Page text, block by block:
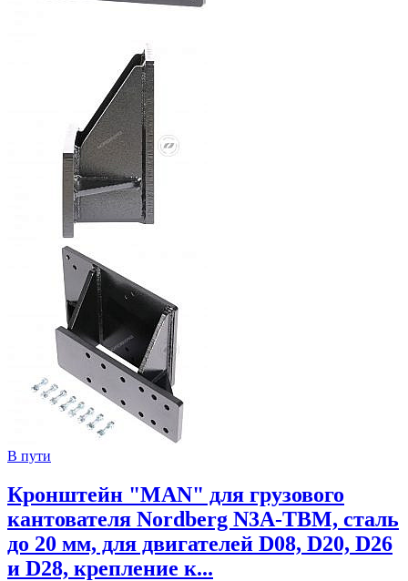
В пути
Кронштейн "MAN" для грузового
кантователя Nordberg N3A-TBM, сталь
до 20 мм, для двигателей D08, D20, D26
и D28, крепление к...